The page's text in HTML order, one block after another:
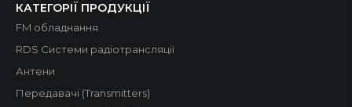
КАТЕГОРІЇ ПРОДУКЦІЇ
FM обладнання
RDS Системи радіотрансляції
Антени
Передавачі (Transmitters)